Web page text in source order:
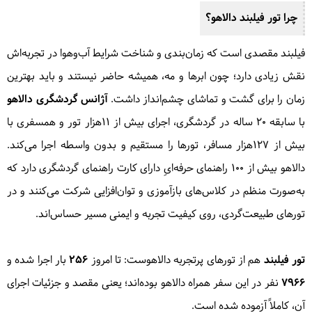
چرا تور فیلبند دالاهو؟
فیلبند مقصدی است که زمان‌بندی و شناخت شرایط آب‌وهوا در تجربه‌اش
نقش زیادی دارد؛ چون ابرها و مه، همیشه حاضر نیستند و باید بهترین
زمان را برای گشت و تماشای چشم‌انداز داشت.آژانس گردشگری دالاهو
با سابقه ۲۰ ساله در گردشگری، اجرای بیش از ۱۱هزار تور و همسفری با
بیش از ۱۲۷هزار مسافر، تورها را مستقیم و بدون واسطه اجرا می‌کند.
دالاهو بیش از ۱۰۰ راهنمای حرفه‌ایِ دارای کارت راهنمای گردشگری دارد که
به‌صورت منظم در کلاس‌های بازآموزی و توان‌افزایی شرکت می‌کنند و در
تورهای طبیعت‌گردی، روی کیفیت تجربه و ایمنی مسیر حساس‌اند.
تور فیلبند هم از تورهای پرتجربه دالاهوست: تا امروز ۲۵۶بار اجرا شده و
۷۹۶۶ نفر در این سفر همراه دالاهو بوده‌اند؛ یعنی مقصد و جزئیات اجرای
آن، کاملاً آزموده شده است.